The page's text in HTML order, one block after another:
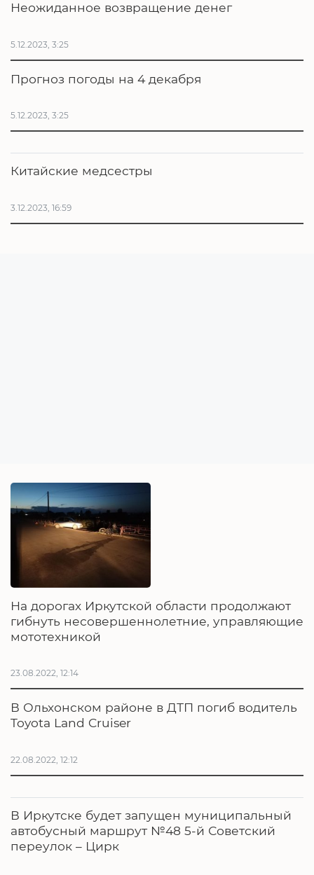
Неожиданное возвращение денег
5.12.2023, 3:25
Прогноз погоды на 4 декабря
5.12.2023, 3:25
Китайские медсестры
3.12.2023, 16:59
На дорогах Иркутской области продолжают
гибнуть несовершеннолетние, управляющие
мототехникой
23.08.2022, 12:14
В Ольхонском районе в ДТП погиб водитель
Toyota Land Cruiser
22.08.2022, 12:12
В Иркутске будет запущен муниципальный
автобусный маршрут №48 5-й Советский
переулок – Цирк